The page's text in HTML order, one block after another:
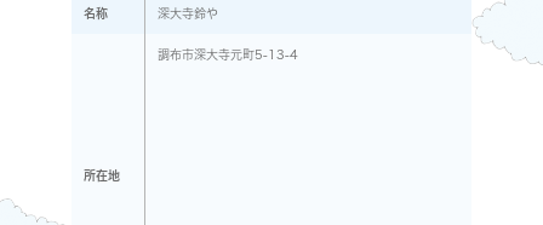
名称 深大寺鈴や
所在地
調布市深大寺元町5-13-4